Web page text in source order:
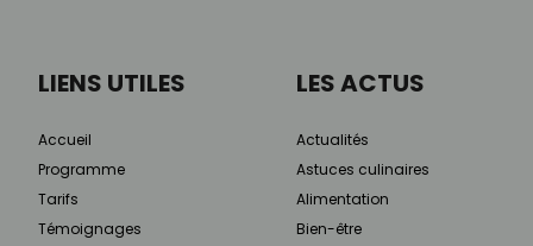
LIENS UTILES
Accueil
Programme
Tarifs
Témoignages
LES ACTUS
Actualités
Astuces culinaires
Alimentation
Bien-être